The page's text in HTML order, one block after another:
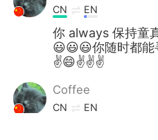
CN EN
你 always 保持童
😃😃😃你随时都能
✌😄✌✌✌
Coffee
CN EN